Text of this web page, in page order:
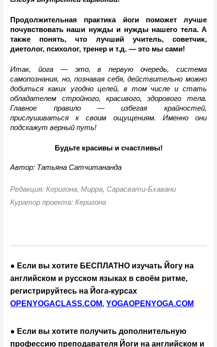
Продолжительная практика йоги поможет лучше
почувствовать наши нужды и нужды нашего тела. А
также понять, что лучший учитель, советчик,
диетолог, психолог, тренер и т.д. — это мы сами!
Итак, йога — это, в первую очередь, система
самопознания, но, познавая себя, действительно можно
добиться каких угодно целей, в том числе и стать
обладателем стройного, красивого, здорового тела.
Главное правило — избегая крайностей,
прислушиваться к своим ощущениям. Именно они
подскажут верный путь!
Будьте красивы и счастливы!
Автор: Татьяна Сатчитананда
Редакция: Керигона, Мирра, Сарасвати-Бхавани
Куратор проекта: Керигона
● Если вы хотите БЕСПЛАТНО изучать Йогу на
английском и русском языках в своём ритме,
OPENYOGACLASS.COM, YOGAOPENYOGA.COM
● Если вы хотите получить дополнительную
профессию преподавателя Йоги на английском и